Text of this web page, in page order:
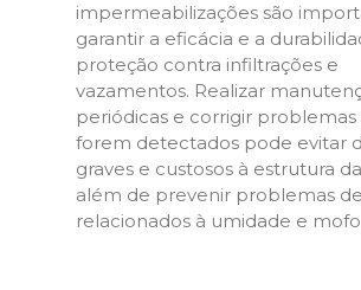
impermeabilizações são
garantir a eficácia e a
proteção contra infiltrações e
vazamentos. Realizar
periódicas e corrigir problemas
forem detectados pode evitar
graves e custosos à estrutura
além de prevenir problemas
relacionados à umidade e